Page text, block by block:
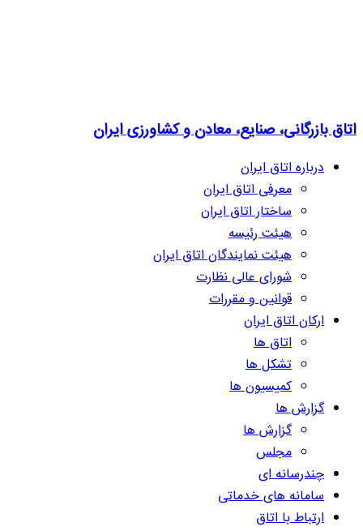
اتاق بازرگانی، صنایع، معادن و کشاورزی ایران
درباره اتاق ایران
معرفی اتاق ایران
ساختار اتاق ایران
هیئت رئیسه
هیئت نمایندگان اتاق ایران
شورای عالی نظارت
قوانین و مقررات
ارکان اتاق ایران
اتاق ها
تشکل ها
کمیسیون ها
گزارش ها
گزارش ها
مجلس
چندرسانه ای
سامانه های خدماتی
ارتباط با اتاق